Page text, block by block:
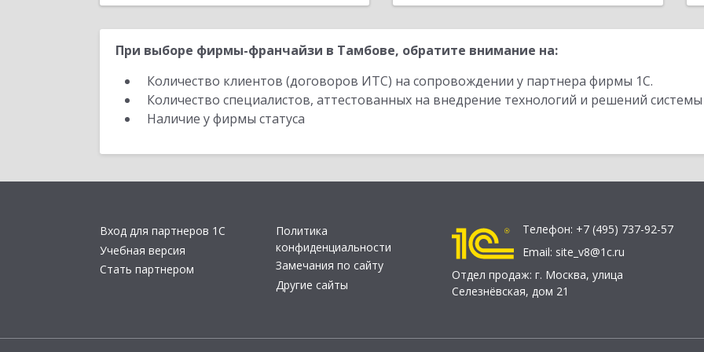
При выборе фирмы-франчайзи в Тамбове, обратите внимание на:
Количество клиентов (договоров ИТС) на сопровождении у партнера фирмы 1С.
Количество специалистов, аттестованных на внедрение технологий и решений
Наличие у фирмы статуса
Вход для партнеров 1С
Учебная версия
Стать партнером
Политика
конфиденциальности
Замечания по сайту
Другие сайты
Телефон: +7 (495) 737-92-57
Email: site_v8@1c.ru
Отдел продаж: г. Москва, улица
Селезнёвская, дом 21